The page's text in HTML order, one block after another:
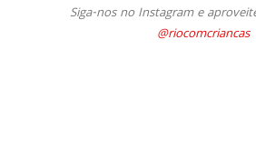
Siga-nos no Instagram e
@riocomcriancas